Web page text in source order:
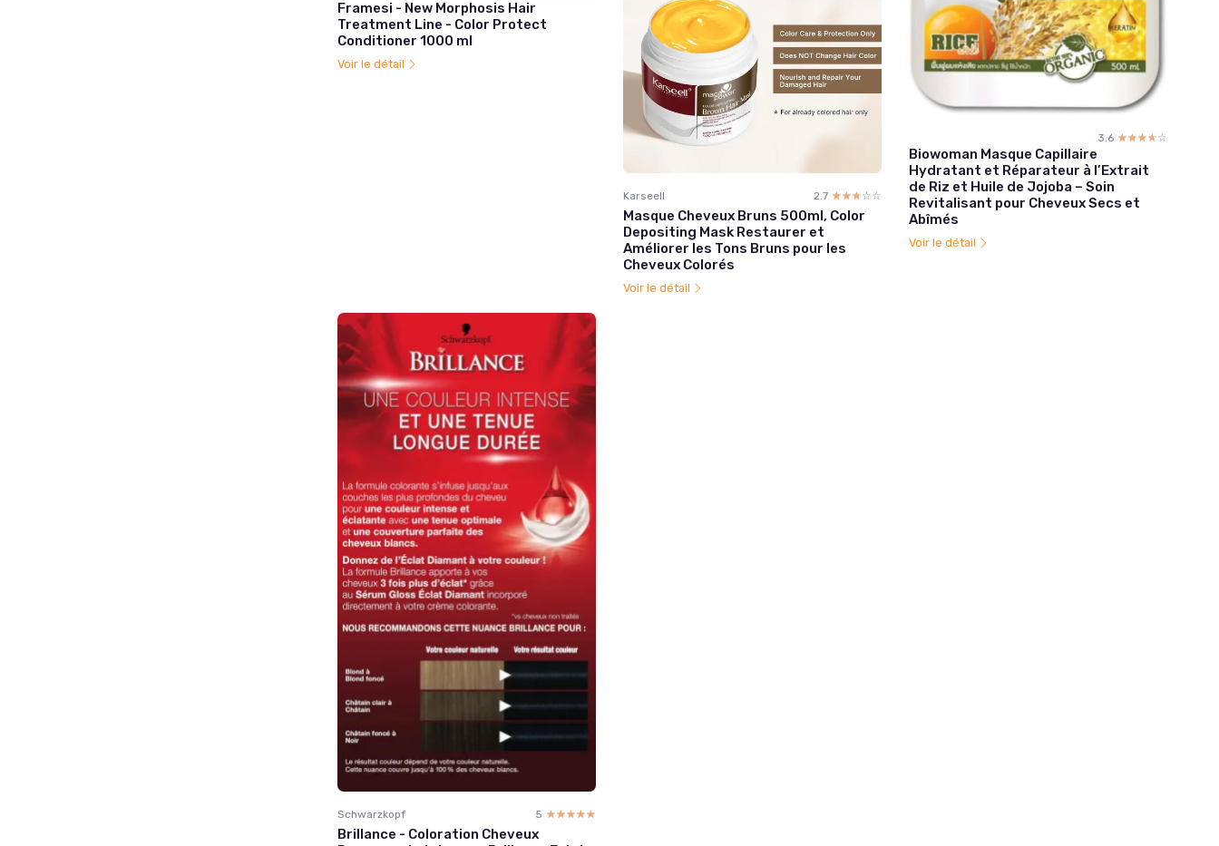
Framesi - New Morphosis Hair
Treatment Line - Color Protect
Conditioner 1000 ml
Voir le détail
Karseell 2.7 ☆☆☆☆☆
★★★★★
Masque Cheveux Bruns 500ml, Color
Depositing Mask Restaurer et
Améliorer les Tons Bruns pour les
Cheveux Colorés
Voir le détail
3.6 ☆☆☆☆☆
★★★★★
Biowoman Masque Capillaire
Hydratant et Réparateur à l’Extrait
de Riz et Huile de Jojoba – Soin
Revitalisant pour Cheveux Secs et
Abîmés
Voir le détail
Schwarzkopf 5 ☆☆☆☆☆
★★★★★
Brillance - Coloration Cheveux